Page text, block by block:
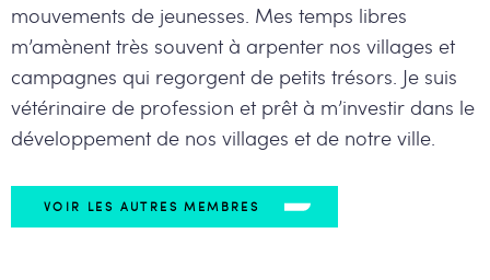
mouvements de jeunesses. Mes temps libres
m’amènent très souvent à arpenter nos villages et
campagnes qui regorgent de petits trésors. Je suis
vétérinaire de profession et prêt à m’investir dans le
développement de nos villages et de notre ville.
VOIR LES AUTRES MEMBRES